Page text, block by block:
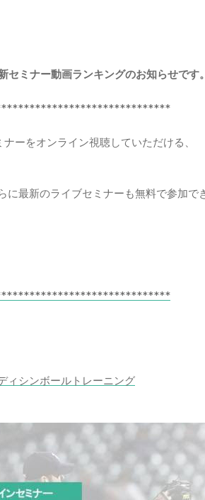
ミナー動画ランキングのお知らせです。
ーをオンライン視聴していただける、
最新のライブセミナーも無料で参加で
ィシンボールトレーニング